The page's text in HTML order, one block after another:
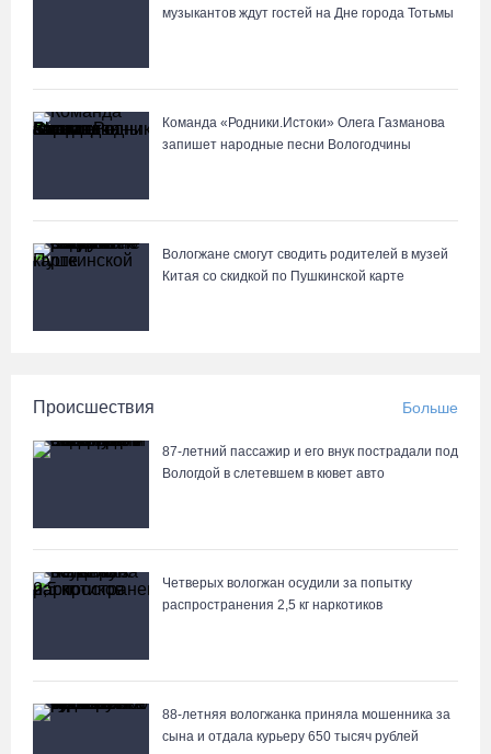
музыкантов ждут гостей на Дне города Тотьмы
Команда «Родники.Истоки» Олега Газманова
запишет народные песни Вологодчины
Вологжане смогут сводить родителей в музей
Китая со скидкой по Пушкинской карте
Происшествия Больше
87-летний пассажир и его внук пострадали под
Вологдой в слетевшем в кювет авто
Четверых вологжан осудили за попытку
распространения 2,5 кг наркотиков
88-летняя вологжанка приняла мошенника за
сына и отдала курьеру 650 тысяч рублей